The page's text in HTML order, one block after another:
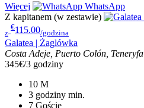
Więcej
WhatsApp
Z kapitanem (w zestawie)
z
€115.00/godzina
Galatea | Żaglówka
Costa Adeje, Puerto Colón, Teneryfa
345€/3 godziny
10 M
3 godziny min.
7 Goście